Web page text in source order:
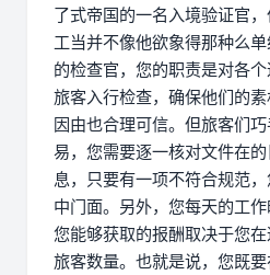
了式帝国的一名入境验证官
工当并不像他欲象得那种么
的检查官，您的职责是对各
旅客入行检查，确保他们的
因由也合理可信。但旅客们
易，您需要逐一核对文件在
息，只要有一项不符合规范
中门面。另外，您每天的工
您能够获取的报酬取决于您
旅客数量。也就是说，您既